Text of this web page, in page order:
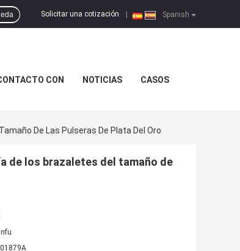
Spanish
Solicitar una cotización
CON NOTICIAS CASOS
De Las Pulseras De Plata Del Oro
de los brazaletes del tamaño de